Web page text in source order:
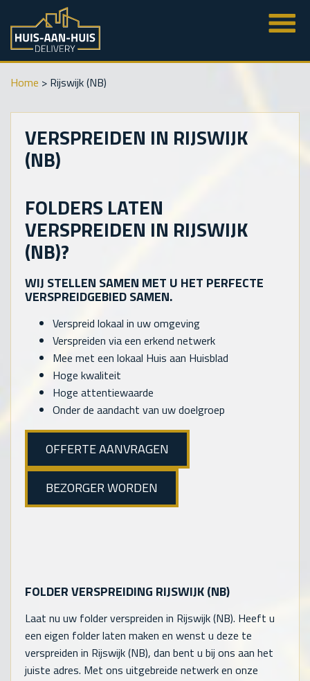
Home > Rijswijk (NB)
VERSPREIDEN IN RIJSWIJK
(NB)
FOLDERS LATEN
VERSPREIDEN IN RIJSWIJK
(NB)?
WIJ STELLEN SAMEN MET U HET PERFECTE
VERSPREIDGEBIED SAMEN.
Verspreid lokaal in uw omgeving
Verspreiden via een erkend netwerk
Mee met een lokaal Huis aan Huisblad
Hoge kwaliteit
Hoge attentiewaarde
Onder de aandacht van uw doelgroep
OFFERTE AANVRAGEN
BEZORGER WORDEN
FOLDER VERSPREIDING RIJSWIJK (NB)
Laat nu uw folder verspreiden in Rijswijk (NB). Heeft u
een eigen folder laten maken en wenst u deze te
verspreiden in Rijswijk (NB), dan bent u bij ons aan het
juiste adres. Met ons uitgebreide netwerk en onze